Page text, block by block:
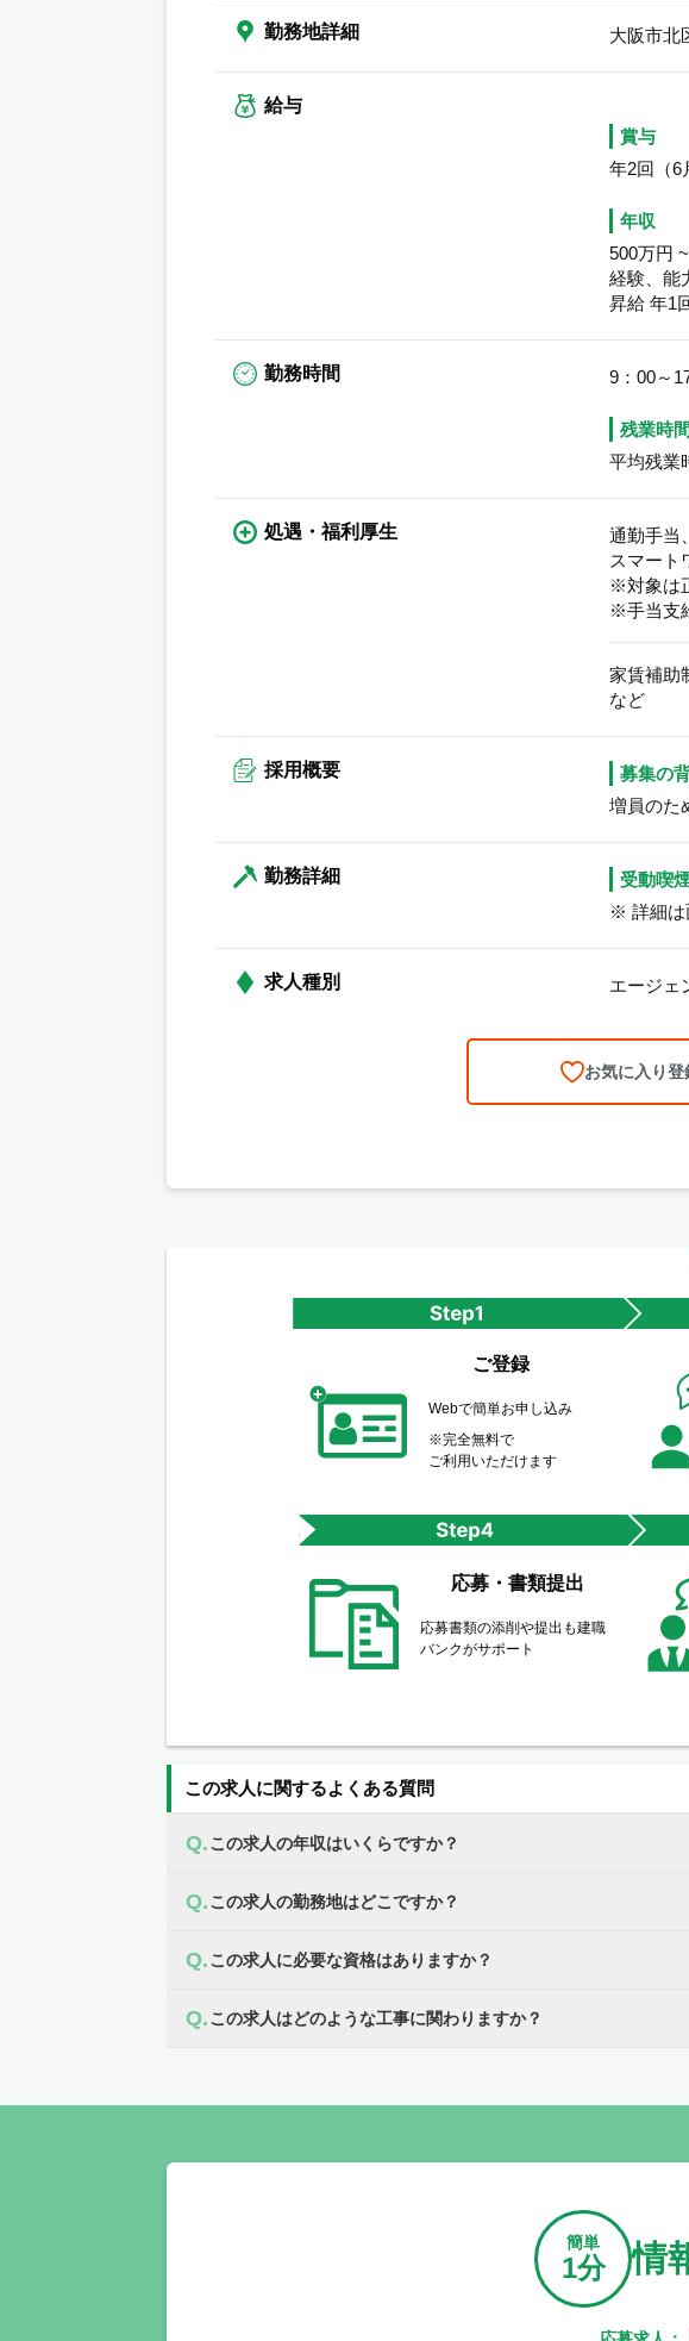
勤務地詳細 大阪市北
給与
賞与
年2回（6
年収
500万円 ~
経験、能
昇給 年1
勤務時間 9：00～
残業時間
平均残業
処遇・福利厚生
通勤手当
スマート
※対象は
※手当支
家賃補助
など
採用概要
募集の
増員のた
勤務詳細
受動喫
※ 詳細は
求人種別 エージェ
お気に入り登
ご登録
Webで簡単お申し込み
※完全無料で
ご利用いただけます
応募・書類提出
応募書類の添削や提出も建職
バンクがサポート
この求人に関するよくある質問
この求人の年収はいくらですか？
この求人の勤務地はどこですか？
この求人に必要な資格はありますか？
この求人はどのような工事に関わりますか？
簡単
1分 情